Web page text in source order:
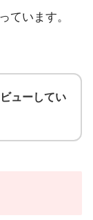
ています。
ューしてい